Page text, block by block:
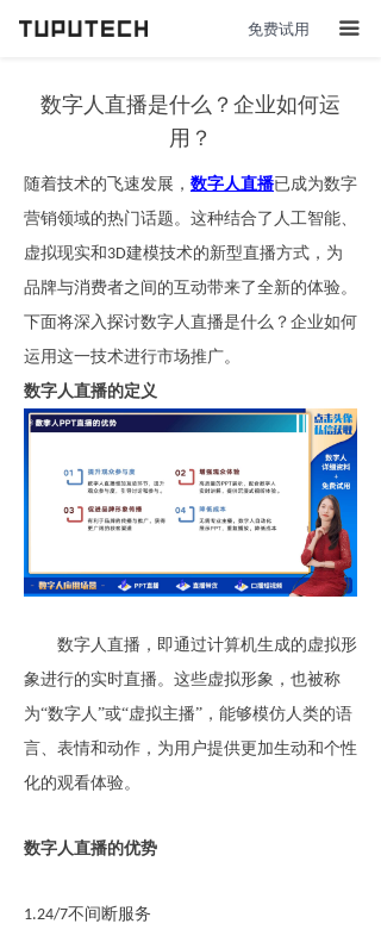
免费试用 끀
数字人直播是什么？企业如何运
用？
随着技术的飞速发展， 数字人直播已成为数字
营销领域的热门话题。这种结合了人工智能、
虚拟现实和 3D建模技术的新型直播方式，为
品牌与消费者之间的互动带来了全新的体验。
下面将深入探讨数字人直播是什么？企业如何
运用这一技术进行市场推广。
数字人直播的定义
数字人直播，即通过计算机生成的虚拟形
象进行的实时直播。这些虚拟形象，也被称
为“数字人”或“虚拟主播”，能够模仿人类的语
言、表情和动作，为用户提供更加生动和个性
化的观看体验。
数字人直播的优势
1.24/7不间断服务